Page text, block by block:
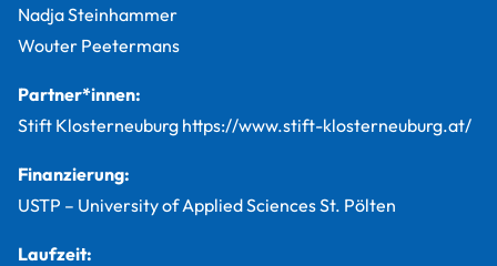
Nadja Steinhammer
Wouter Peetermans
Partner*innen:
Stift Klosterneuburg https://www.stift-klosterneuburg.at/
Finanzierung:
USTP – University of Applied Sciences St. Pölten
Laufzeit: